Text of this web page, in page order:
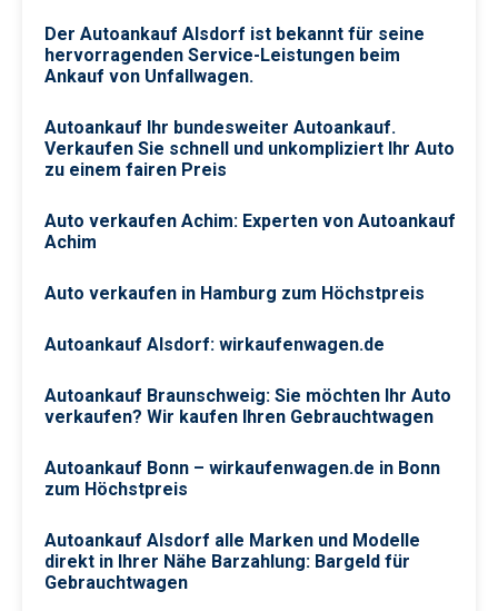
Der Autoankauf Alsdorf ist bekannt für seine
hervorragenden Service-Leistungen beim
Ankauf von Unfallwagen.
Autoankauf Ihr bundesweiter Autoankauf.
Verkaufen Sie schnell und unkompliziert Ihr Auto
zu einem fairen Preis
Auto verkaufen Achim: Experten von Autoankauf
Achim
Auto verkaufen in Hamburg zum Höchstpreis
Autoankauf Alsdorf: wirkaufenwagen.de
Autoankauf Braunschweig: Sie möchten Ihr Auto
verkaufen? Wir kaufen Ihren Gebrauchtwagen
Autoankauf Bonn – wirkaufenwagen.de in Bonn
zum Höchstpreis
Autoankauf Alsdorf alle Marken und Modelle
direkt in Ihrer Nähe Barzahlung: Bargeld für
Gebrauchtwagen